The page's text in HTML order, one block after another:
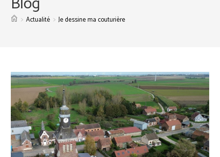
> Actualité > Je dessine ma couturière